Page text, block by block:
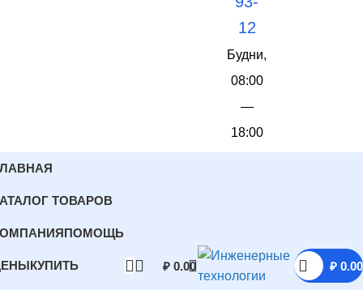
12
Будни,
08:00
—
18:00
ТОВАРОВ
ПОМОЩЬ
КУПИТЬ ₽ 0.00 ₽ 0.00